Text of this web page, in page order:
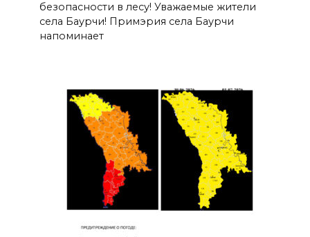
безопасности в лесу! Уважаемые жители
села Баурчи! Примэрия села Баурчи
напоминает